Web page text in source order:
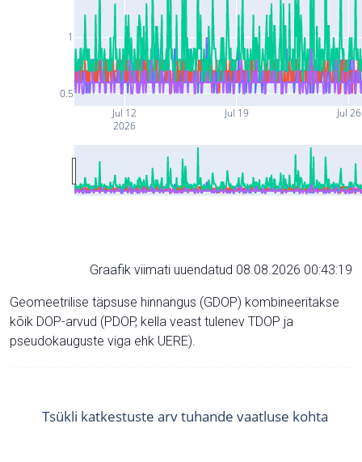
Jul 12
2026
Jul 19 Jul 26
0.5
1
Graafik viimati uuendatud 08.08.2026 00:43:19
Geomeetrilise täpsuse hinnangus (GDOP) kombineeritakse
kõik DOP-arvud (PDOP, kella veast tulenev TDOP ja
pseudokauguste viga ehk UERE).
Tsükli katkestuste arv tuhande vaatluse kohta